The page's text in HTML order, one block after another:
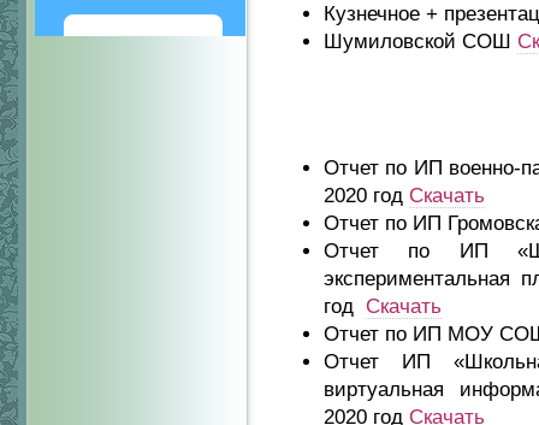
Кузнечное +
Шумиловской СОШ
Отчет по ИП военно-
2020 год Скачать
Отчет по ИП
Отчет по ИП
экспериментальная
год Скачать
Отчет по ИП МОУ
Отчет ИП
виртуальная
2020 год Скачать